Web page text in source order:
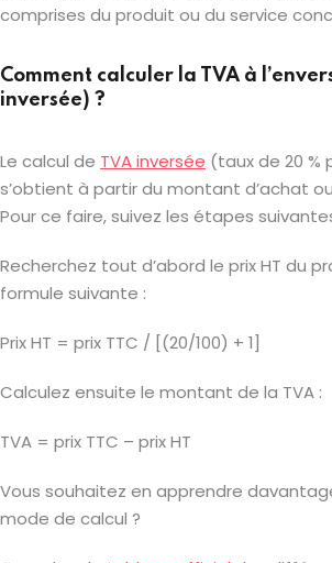
comprises du produit ou du service
Comment calculer la TVA à
inversée) ?
Le calcul de TVA inversée (taux de 20 %
s’obtient à partir du montant d’achat
Pour ce faire, suivez les étapes
Recherchez tout d’abord le prix HT du
formule suivante :
Prix HT = prix TTC / [(20/100) + 1]
Calculez ensuite le montant de la TVA :
TVA = prix TTC – prix HT
Vous souhaitez en apprendre
mode de calcul ?